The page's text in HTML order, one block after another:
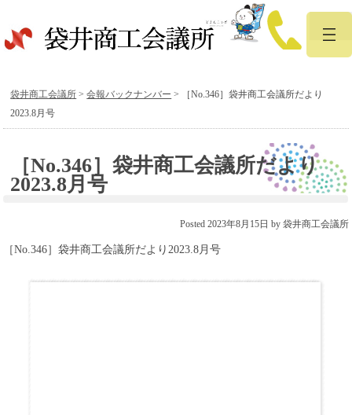
袋井商工会議所 >会報バックナンバー >
［No.346］袋井商工会議所だより
2023.8月号
［No.346］袋井商工会議所だより
2023.8月号
Posted 2023年8月15日 by 袋井商工会議所
［No.346］袋井商工会議所だより2023.8月号